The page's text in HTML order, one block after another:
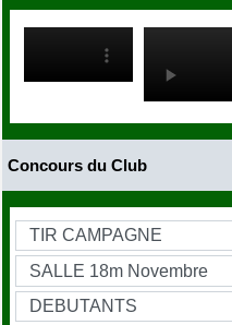
Concours du Club